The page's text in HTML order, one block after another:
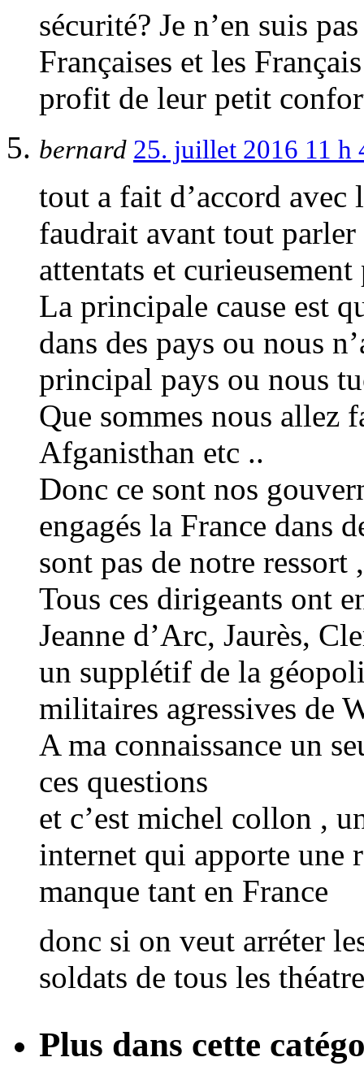
sécurité? Je n’en suis
Françaises et les
profit de leur petit
bernard 25. juillet 2016 11
tout a fait d’accord
faudrait avant tout parler
attentats et
La principale cause est
dans des pays ou nous
principal pays ou nous
Que sommes nous allez
Afganisthan etc ..
Donc ce sont nos
engagés la France dans
sont pas de notre ressort ,
Tous ces dirigeants ont
Jeanne d’Arc, Jaurès,
un supplétif de la
militaires agressives de
A ma connaissance un
ces questions
et c’est michel collon ,
internet qui apporte une
manque tant en France
donc si on veut arréter
soldats de tous les
Plus dans cette